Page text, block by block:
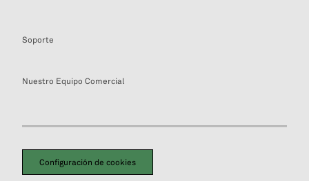
Soporte
Nuestro Equipo Comercial
Configuración de cookies